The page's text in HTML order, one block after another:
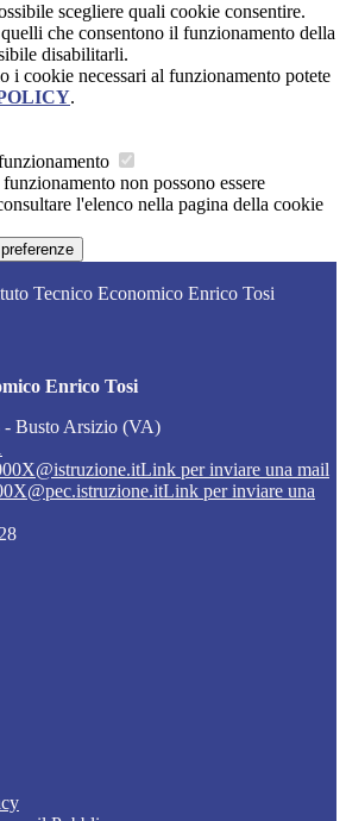
scegliere quali cookie consentire.
che consentono il funzionamento della
disabilitarli.
i cookie necessari al funzionamento potete
.
non possono essere
l'elenco nella pagina della cookie
Tecnico Economico Enrico Tosi
Enrico Tosi
- Busto Arsizio (VA)
Link per inviare una mail
Link per inviare una